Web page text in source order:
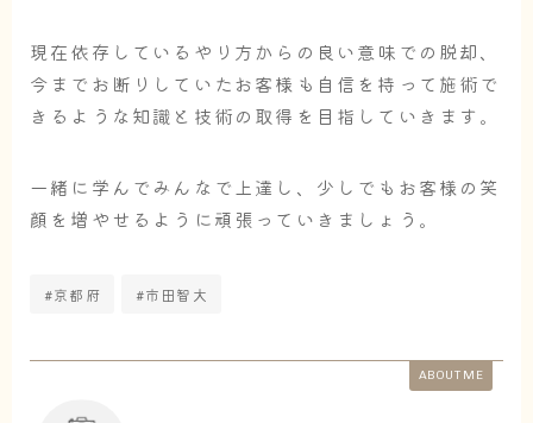
現在依存しているやり方からの良い意味での脱却、
今までお断りしていたお客様も自信を持って施術で
きるような知識と技術の取得を目指していきます。
一緒に学んでみんなで上達し、少しでもお客様の笑
顔を増やせるように頑張っていきましょう。
#京都府 #市田智大
ABOUT ME